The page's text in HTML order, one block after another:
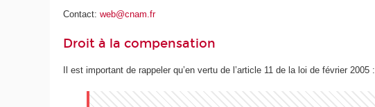
Contact:web@cnam.fr
Droit à la compensation
Il est important de rappeler qu’en vertu de l’article 11 de la loi de février 2005 :